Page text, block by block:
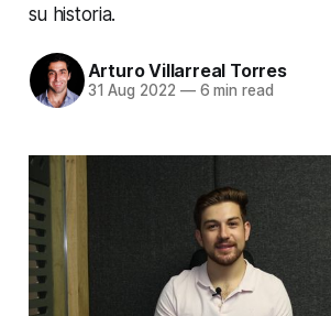
su historia.
Arturo Villarreal Torres
31 Aug 2022 —6 min read